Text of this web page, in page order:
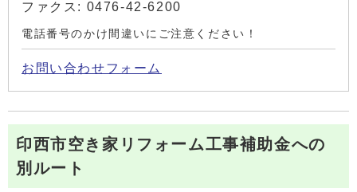
ファクス: 0476-42-6200
電話番号のかけ間違いにご注意ください！
お問い合わせフォーム
印西市空き家リフォーム工事補助金への
別ルート